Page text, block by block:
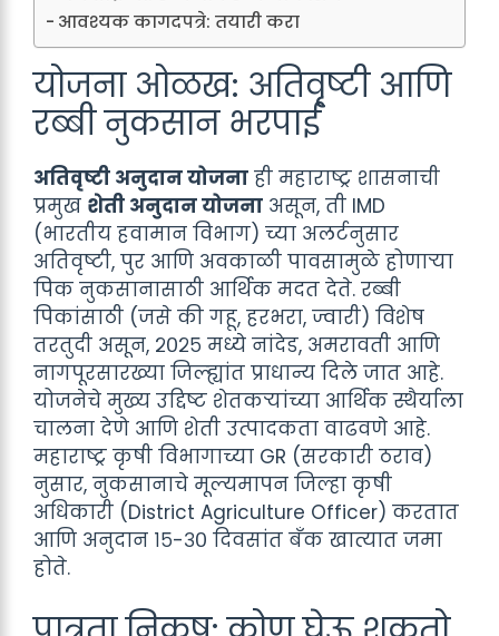
आवश्यक कागदपत्रे: तयारी करा
योजना ओळख: अतिवृष्टी आणि
रब्बी नुकसान भरपाई
अतिवृष्टी अनुदान योजना ही महाराष्ट्र शासनाची
प्रमुख शेती अनुदान योजना असून, ती IMD
(भारतीय हवामान विभाग) च्या अलर्टनुसार
अतिवृष्टी, पुर आणि अवकाळी पावसामुळे होणाऱ्या
पिक नुकसानासाठी आर्थिक मदत देते. रब्बी
पिकांसाठी (जसे की गहू, हरभरा, ज्वारी) विशेष
तरतुदी असून, २०२५ मध्ये नांदेड, अमरावती आणि
नागपूरसारख्या जिल्ह्यांत प्राधान्य दिले जात आहे.
योजनेचे मुख्य उद्दिष्ट शेतकऱ्यांच्या आर्थिक स्थैर्याला
चालना देणे आणि शेती उत्पादकता वाढवणे आहे.
महाराष्ट्र कृषी विभागाच्या GR (सरकारी ठराव)
नुसार, नुकसानाचे मूल्यमापन जिल्हा कृषी
अधिकारी (District Agriculture Officer) करतात
आणि अनुदान १५-३० दिवसांत बँक खात्यात जमा
होते.